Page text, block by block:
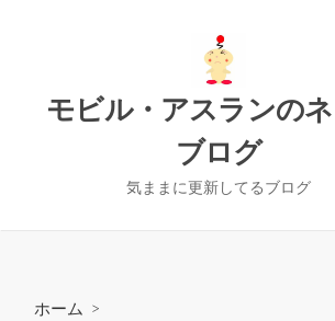
ッ
モビル・アスランの
ブログ
気ままに更新してるブログ
ホーム >